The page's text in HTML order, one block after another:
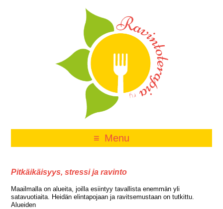
Menu
Pitkäikäisyys, stressi ja ravinto
Maailmalla on alueita, joilla esiintyy tavallista enemmän yli
satavuotiaita. Heidän elintapojaan ja ravitsemustaan on tutkittu.
Alueiden